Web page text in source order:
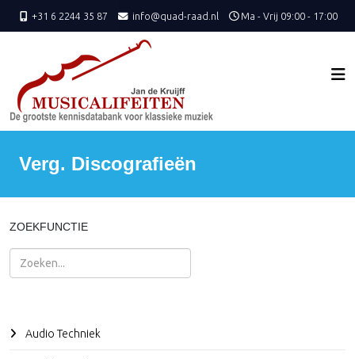
+31 6 2244 35 87 info@quad-raad.nl Ma - Vrij 09:00 - 17:00
Verg. Discografieën
ZOEKFUNCTIE
Zoeken
Audio Techniek